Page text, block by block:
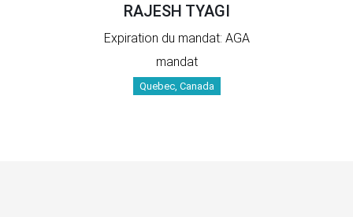
RAJESH TYAGI
Expiration du mandat: AGA
mandat
Quebec, Canada